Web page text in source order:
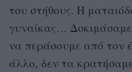
του στήθους. Η
γυναίκας…
να περάσουμε από τον
άλλο, δεν τα